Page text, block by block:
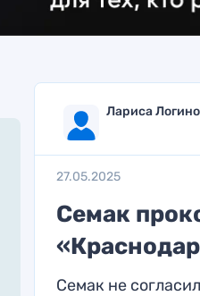
Лариса
27.05.2025
Семак
Семак не